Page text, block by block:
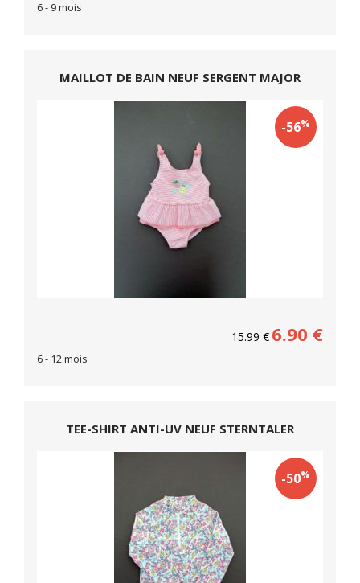
6 - 9 mois
MAILLOT DE BAIN NEUF SERGENT MAJOR
-56%
15.99 € 6.90 €
6 - 12 mois
TEE-SHIRT ANTI-UV NEUF STERNTALER
-50%